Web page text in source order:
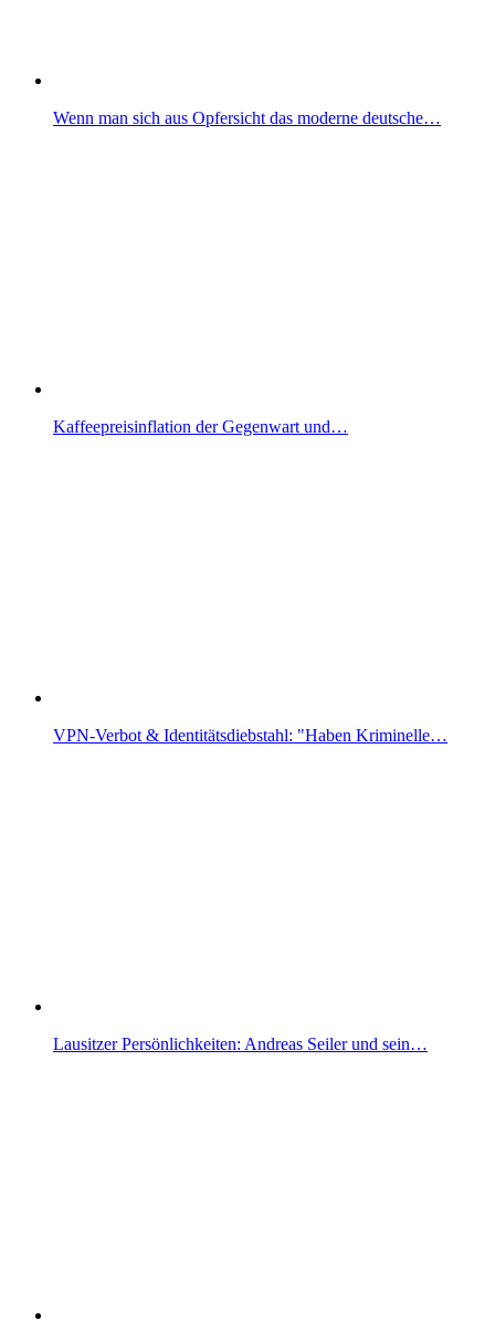
Wenn man sich aus Opfersicht das moderne deutsche…
Kaffeepreisinflation der Gegenwart und…
VPN-Verbot & Identitätsdiebstahl: "Haben Kriminelle…
Lausitzer Persönlichkeiten: Andreas Seiler und sein…